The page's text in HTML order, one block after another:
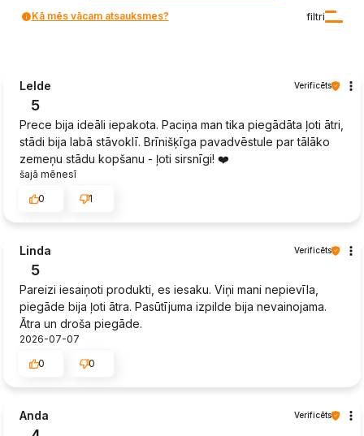
filtri
Kā mēs vācam atsauksmes?
Lelde Verificēts
5
Prece bija ideāli iepakota. Paciņa man tika piegādāta ļoti ātri,
stādi bija labā stāvoklī. Brīnišķīga pavadvēstule par tālāko
zemeņu stādu kopšanu - ļoti sirsnīgi! ❤️
šajā mēnesī
0
1
Linda Verificēts
5
Pareizi iesaiņoti produkti, es iesaku. Viņi mani nepievīla,
piegāde bija ļoti ātra. Pasūtījuma izpilde bija nevainojama.
Ātra un droša piegāde.
2026-07-07
0
0
Anda Verificēts